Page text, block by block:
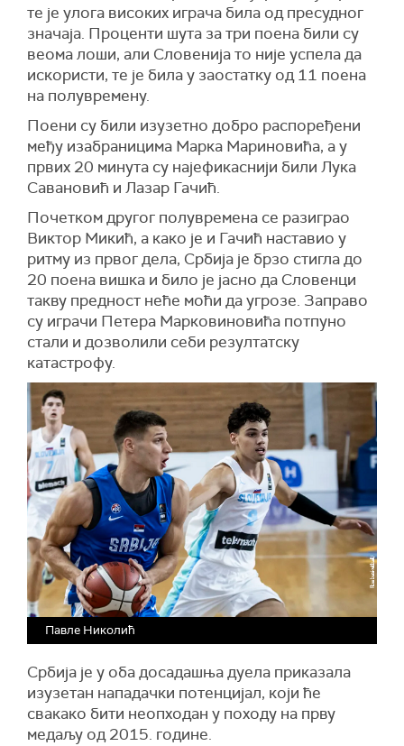
те је улога високих играча била од пресудног
значаја. Проценти шута за три поена били су
веома лоши, али Словенија то није успела да
искористи, те је била у заостатку од 11 поена
на полувремену.
Поени су били изузетно добро распоређени
међу изабраницима Марка Мариновића, а у
првих 20 минута су најефикаснији били Лука
Савановић и Лазар Гачић.
Почетком другог полувремена се разиграо
Виктор Микић, а како је и Гачић наставио у
ритму из првог дела, Србија је брзо стигла до
20 поена вишка и било је јасно да Словенци
такву предност неће моћи да угрозе. Заправо
су играчи Петера Марковиновића потпуно
стали и дозволили себи резултатску
катастрофу.
Павле Николић
Србија је у оба досадашња дуела приказала
изузетан нападачки потенцијал, који ће
свакако бити неопходан у походу на прву
медаљу од 2015. године.